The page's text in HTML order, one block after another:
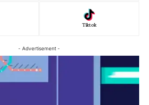
Tiktok
- Advertisement -